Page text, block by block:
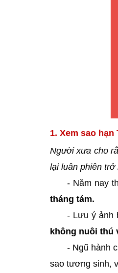
1. Xem sao hạn
Người xưa cho
lại luân phiên trở
- Năm nay
tháng tám.
- Lưu ý ảnh
không nuôi thú
- Ngũ hành
sao tương sinh,